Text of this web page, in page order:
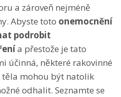
a zároveň nejméně
Abyste toto onemocnění
podrobit
a přestože je tato
účinná, některé rakovinné
těla mohou být natolik
odhalit. Seznamte se